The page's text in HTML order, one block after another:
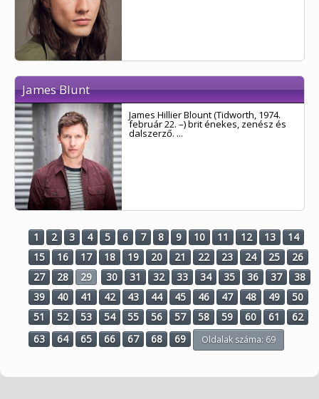
James Blunt
James Hillier Blount (Tidworth, 1974.
február 22. –) brit énekes, zenész és
dalszerző. ...
1 2 3 4 5 6 7 8 9 10 11 12 13
14
15
16 17 18 19 20 21 22 23 24 25
26
27
28 29 30 31 32 33 34 35 36 37
38
39
40 41 42 43 44 45 46 47 48 49
50
51
52 53 54 55 56 57 58 59 60 61
62
63
64 65 66 67 68 69 Oldalak száma: 69